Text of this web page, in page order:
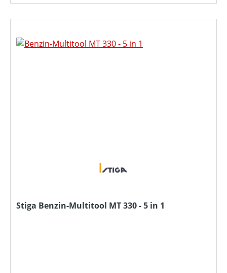
Stiga Benzin-Multitool MT 330 - 5 in 1